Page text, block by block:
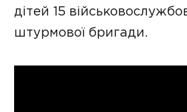
дітей 15
штурмової бригади.